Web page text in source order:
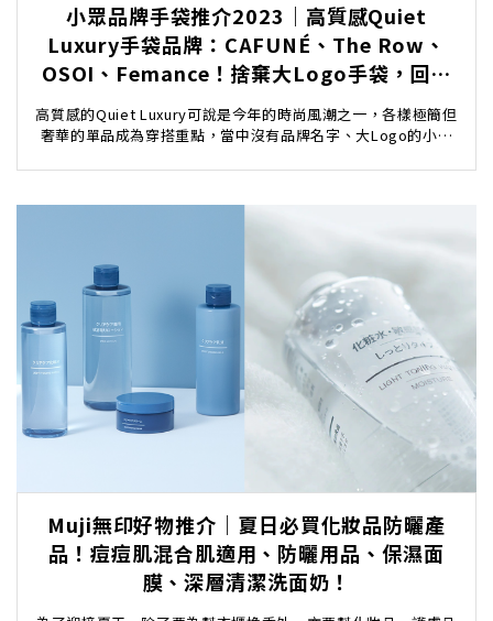
小眾品牌手袋推介2023｜高質感Quiet
Luxury手袋品牌：CAFUNÉ、The Row、
OSOI、Femance！捨棄大Logo手袋，回到
簡極奢華穿搭時尚！
高質感的Quiet Luxury可說是今年的時尚風潮之一，各樣極簡但
奢華的單品成為穿搭重點，當中沒有品牌名字、大Logo的小眾
Muji無印好物推介｜夏日必買化妝品防曬產
品！痘痘肌混合肌適用、防曬用品、保濕面
膜、深層清潔洗面奶！